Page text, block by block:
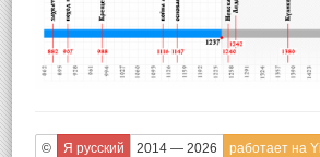
© Я русский 2014 — 2026 работает на